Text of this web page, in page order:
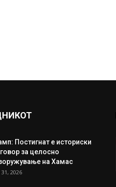
Постигнат е историски
за целосно
на Хамас
31, 2026